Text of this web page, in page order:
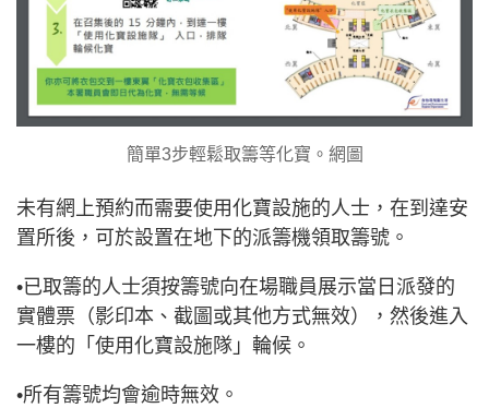
簡單3步輕鬆取籌等化寶。網圖
未有網上預約而需要使用化寶設施的人士，在到達安
置所後，可於設置在地下的派籌機領取籌號。
•已取籌的人士須按籌號向在場職員展示當日派發的
實體票（影印本、截圖或其他方式無效），然後進入
一樓的「使用化寶設施隊」輪候。
•所有籌號均會逾時無效。